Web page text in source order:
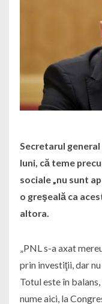
Secretarul general
luni, că teme
sociale „nu sunt
o greşeală ca
altora.
„PNL s-a axat
prin investiţii, dar
Totul este în
nume aici, la